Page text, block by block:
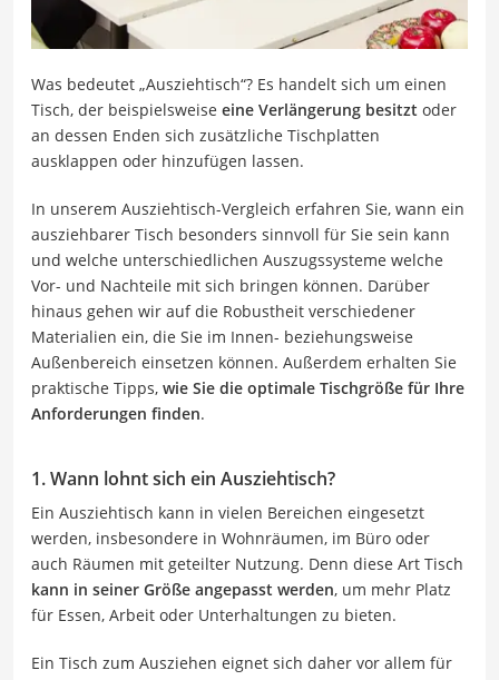
Was bedeutet „Ausziehtisch“? Es handelt sich um einen
Tisch, der beispielsweise eine Verlängerung besitzt oder
an dessen Enden sich zusätzliche Tischplatten
ausklappen oder hinzufügen lassen.
In unserem Ausziehtisch-Vergleich erfahren Sie, wann ein
ausziehbarer Tisch besonders sinnvoll für Sie sein kann
und welche unterschiedlichen Auszugssysteme welche
Vor- und Nachteile mit sich bringen können. Darüber
hinaus gehen wir auf die Robustheit verschiedener
Materialien ein, die Sie im Innen- beziehungsweise
Außenbereich einsetzen können. Außerdem erhalten Sie
praktische Tipps, wie Sie die optimale Tischgröße für Ihre
Anforderungen finden.
1. Wann lohnt sich ein Ausziehtisch?
Ein Ausziehtisch kann in vielen Bereichen eingesetzt
werden, insbesondere in Wohnräumen, im Büro oder
auch Räumen mit geteilter Nutzung. Denn diese Art Tisch
kann in seiner Größe angepasst werden, um mehr Platz
für Essen, Arbeit oder Unterhaltungen zu bieten.
Ein Tisch zum Ausziehen eignet sich daher vor allem für